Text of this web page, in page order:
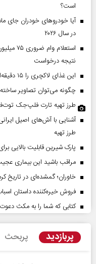
است؟
آیا خودروهای خودران جای
در سال ۲۰۲۶
نتیجه درخواست
این غذای لاکچری را ۱۵ دقیقه‌ای آماده کنید
چگونه می‌توان تصاویر
طرز تهیه تارت فلپ‌جک
آشنایی با آش‌های اصیل
طرز تهیه
پارک شیرین قابلیت‌ بالایی
مراقب باشید این بیماری
خاوران؛ گمشده‌ای در تاریخ
فروش خیره‌کننده داستان اسباب‌بازی ۵؛ بزرگ‌ترین افتتاحیه
کتابی که شما را به مکث
پربازدید پربحث